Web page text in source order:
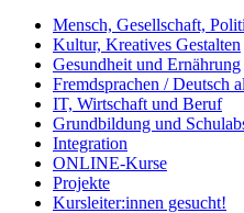
Mensch, Gesellschaft,
Kultur, Kreatives Gestalten
Gesundheit und Ernährung
Fremdsprachen / Deutsch
IT, Wirtschaft und Beruf
Grundbildung und
Integration
ONLINE-Kurse
Projekte
Kursleiter:innen gesucht!